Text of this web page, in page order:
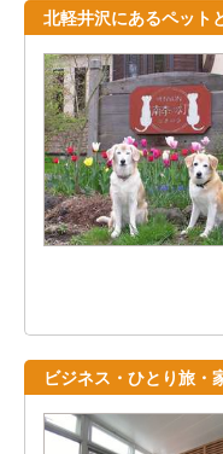
北軽井沢にあるペット
ビジネス・ひとり旅